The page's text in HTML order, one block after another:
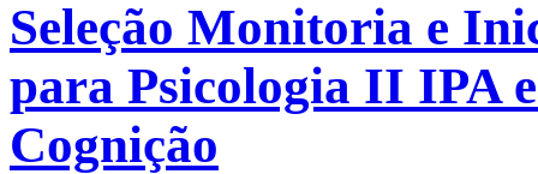
Seleção Monitoria e
para Psicologia II IPA
Cognição